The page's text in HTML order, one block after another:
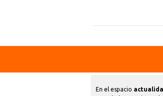
En el espacio